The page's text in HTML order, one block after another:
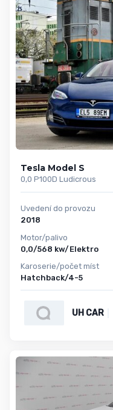
Tesla Model S
0,0 P100D Ludicrous
Uvedení do provozu
2018
Motor/palivo
0,0/568 kw/Elektro
Karoserie/počet míst
Hatchback/4-5
UH CAR